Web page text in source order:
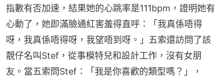
指數有否加速，結果她的心跳率是111bpm，證明她有
心動了，她即滿臉通紅害羞得直呼：「我真係唔得
呀，我真係唔得呀，我望唔到呀。」五索還訪問了該
靚仔名叫Stef，從事模特兒和設計工作，沒有女朋
友。當五索問Stef：「我是你喜歡的類型嗎？」，